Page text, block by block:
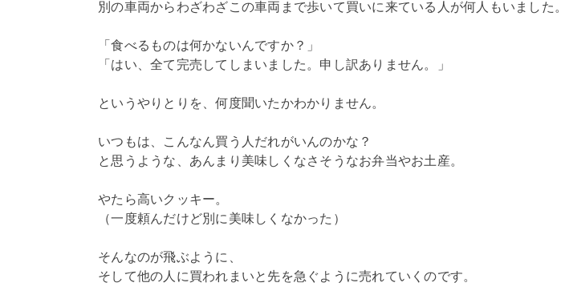
別の車両からわざわざこの車両まで歩いて買いに来ている人が何人もいました。
「食べるものは何かないんですか？」
「はい、全て完売してしまいました。申し訳ありません。」
というやりとりを、何度聞いたかわかりません。
いつもは、こんなん買う人だれがいんのかな？
と思うような、あんまり美味しくなさそうなお弁当やお土産。
やたら高いクッキー。
（一度頼んだけど別に美味しくなかった）
そんなのが飛ぶように、
そして他の人に買われまいと先を急ぐように売れていくのです。